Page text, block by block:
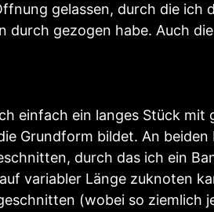
gelassen, durch die ich
durch gezogen habe. Auch
einfach ein langes Stück mit
Grundform bildet. An beiden
durch das ich ein
variabler Länge zuknoten
(wobei so ziemlich